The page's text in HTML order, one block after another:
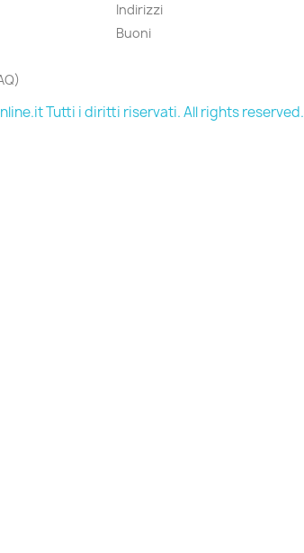
Indirizzi
Buoni
Tutti i diritti riservati. All rights reserved.